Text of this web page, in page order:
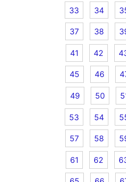
33 34
37 38
41 42
45 46
49 50
53 54
57 58
61 62